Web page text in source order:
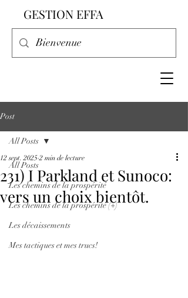
GESTION EFFA
Post
All Posts
Les chemins de la prospérité
Les chemins de la prospérité (+)
Les décaissements
Mes tactiques et mes trucs!
All Posts
231) I Parkland et Sunoco:
vers un choix bientôt.
12 sept. 2025 2 min de lecture